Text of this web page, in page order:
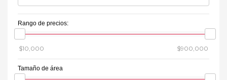
Rango de precios:
Tamaño de área